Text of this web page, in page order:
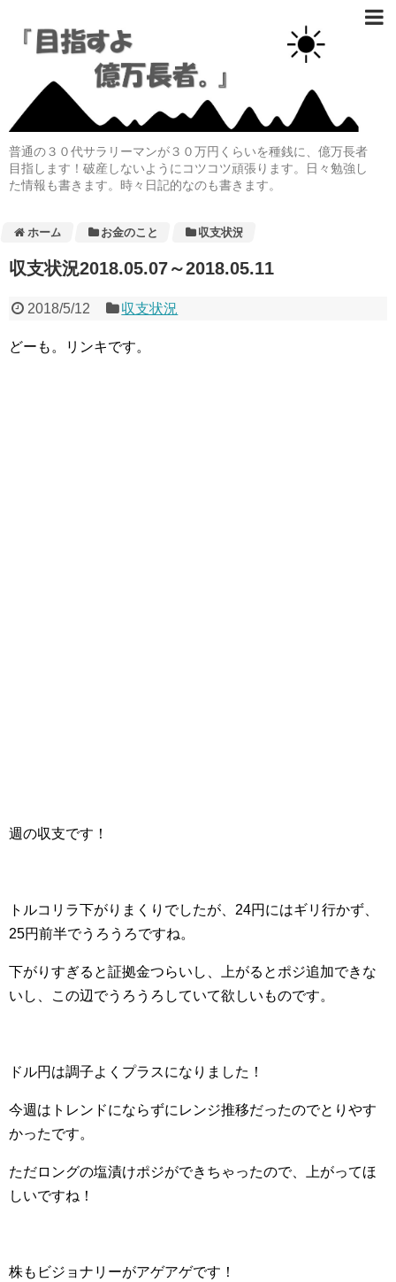
普通の３０代サラリーマンが３０万円くらいを種銭に、億万長者
目指します！破産しないようにコツコツ頑張ります。日々勉強し
た情報も書きます。時々日記的なのも書きます。
ホーム お金のこと 収支状況
収支状況2018.05.07～2018.05.11
2018/5/12 収支状況
どーも。リンキです。
週の収支です！
トルコリラ下がりまくりでしたが、24円にはギリ行かず、
25円前半でうろうろですね。
下がりすぎると証拠金つらいし、上がるとポジ追加できな
いし、この辺でうろうろしていて欲しいものです。
ドル円は調子よくプラスになりました！
今週はトレンドにならずにレンジ推移だったのでとりやす
かったです。
ただロングの塩漬けポジができちゃったので、上がってほ
しいですね！
株もビジョナリーがアゲアゲです！